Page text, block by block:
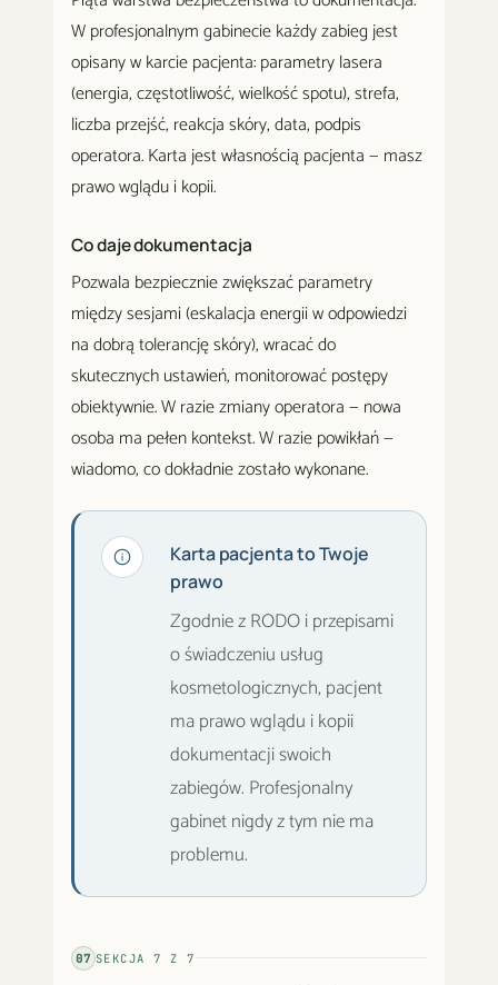
W profesjonalnym gabinecie każdy zabieg jest
opisany w karcie pacjenta: parametry lasera
(energia, częstotliwość, wielkość spotu), strefa,
liczba przejść, reakcja skóry, data, podpis
operatora. Karta jest własnością pacjenta — masz
prawo wglądu i kopii.
Co daje dokumentacja
Pozwala bezpiecznie zwiększać parametry
między sesjami (eskalacja energii w odpowiedzi
na dobrą tolerancję skóry), wracać do
skutecznych ustawień, monitorować postępy
obiektywnie. W razie zmiany operatora — nowa
osoba ma pełen kontekst. W razie powikłań —
wiadomo, co dokładnie zostało wykonane.
Karta pacjenta to Twoje
prawo
Zgodnie z RODO i przepisami
o świadczeniu usług
kosmetologicznych, pacjent
ma prawo wglądu i kopii
dokumentacji swoich
zabiegów. Profesjonalny
gabinet nigdy z tym nie ma
problemu.
07 SEKCJA7 Z7